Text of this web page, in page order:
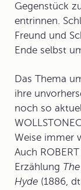
Gegenstück
entrinnen.
Freund und
Ende selbst
Das Thema
ihre
noch so
Weise immer
Auch
Erzählung
Hyde (1886,